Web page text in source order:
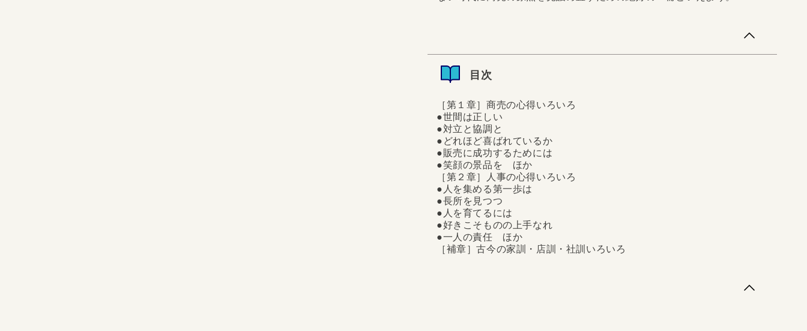
と、いまだに上位に顔を出している。徒手空拳から事業を興し、一代で世界的
な電器メーカーを育て上げたカリスマ性に、衰えぬ人気の要因があるのだろ
う。この五月に本書以下「経営心得帖」「社員心得帖」「人生心得帖」「実践
経営哲学」「経営の...
目次
［第１章］商売の心得いろいろ
●世間は正しい
●対立と協調と
●どれほど喜ばれているか
●販売に成功するためには
●笑顔の景品を ほか
［第２章］人事の心得いろいろ
●人を集める第一歩は
●長所を見つつ
●人を育てるには
●好きこそものの上手なれ
●一人の責任 ほか
［補章］古今の家訓・店訓・社訓いろいろ